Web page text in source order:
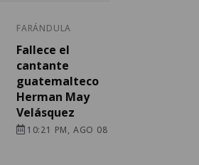
FARÁNDULA
Fallece el
cantante
guatemalteco
Herman May
Velásquez
10:21 PM, AGO 08